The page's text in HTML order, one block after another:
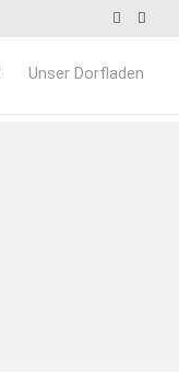
Unser Dorfladen